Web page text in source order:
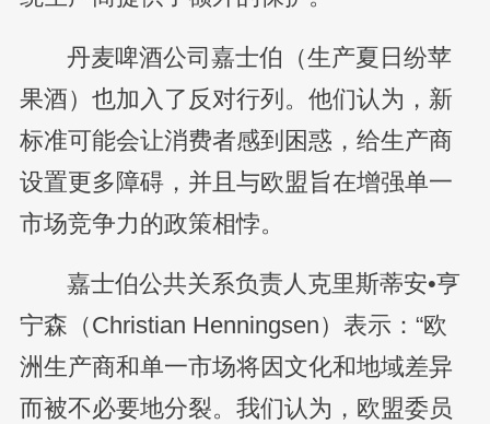
丹麦啤酒公司嘉士伯（生产夏日纷苹
果酒）也加入了反对行列。他们认为，新
标准可能会让消费者感到困惑，给生产商
设置更多障碍，并且与欧盟旨在增强单一
市场竞争力的政策相悖。
嘉士伯公共关系负责人克里斯蒂安•亨
宁森（Christian Henningsen）表示：“欧
洲生产商和单一市场将因文化和地域差异
而被不必要地分裂。我们认为，欧盟委员